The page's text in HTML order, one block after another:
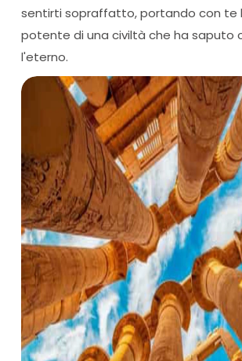
sentirti sopraffatto, portando con te
potente di una civiltà che ha saputo
l'eterno.